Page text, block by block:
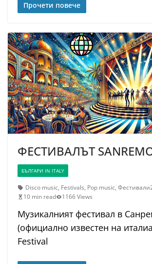
Прочети повече
ФЕСТИВАЛЪТ
БЪЛГАРИ IN ITALY
Disco music, Festivals, Pop music, Фестивали
10 min read
1166 Views
Музикалният фестивал в
(официално известен на
Festival